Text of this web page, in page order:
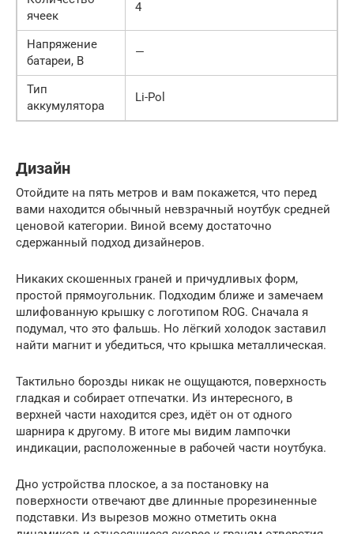
ячеек
4
Напряжение
батареи, В
—
Тип
аккумулятора
Li-Pol
Дизайн
Отойдите на пять метров и вам покажется, что перед
вами находится обычный невзрачный ноутбук средней
ценовой категории. Виной всему достаточно
сдержанный подход дизайнеров.
Никаких скошенных граней и причудливых форм,
простой прямоугольник. Подходим ближе и замечаем
шлифованную крышку с логотипом ROG. Сначала я
подумал, что это фальшь. Но лёгкий холодок заставил
найти магнит и убедиться, что крышка металлическая.
Тактильно борозды никак не ощущаются, поверхность
гладкая и собирает отпечатки. Из интересного, в
верхней части находится срез, идёт он от одного
шарнира к другому. В итоге мы видим лампочки
индикации, расположенные в рабочей части ноутбука.
Дно устройства плоское, а за постановку на
поверхности отвечают две длинные прорезиненные
подставки. Из вырезов можно отметить окна